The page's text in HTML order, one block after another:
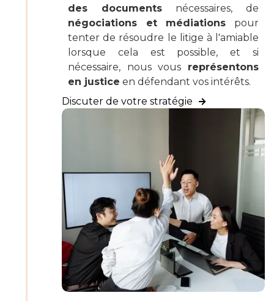
des documents nécessaires, de
négociations et médiations pour
tenter de résoudre le litige à l'amiable
lorsque cela est possible, et si
nécessaire, nous vous représentons
en justice en défendant vos intérêts.
Discuter de votre stratégie
